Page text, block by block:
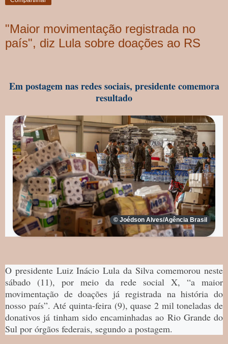
"Maior movimentação registrada no
país", diz Lula sobre doações ao RS
Em postagem nas redes sociais, presidente comemora
resultado
© Joédson Alves/Agência Brasil
O presidente Luiz Inácio Lula da Silva comemorou neste
sábado (11), por meio da rede social X, “a maior
movimentação de doações já registrada na história do
nosso país”. Até quinta-feira (9), quase 2 mil toneladas de
donativos já tinham sido encaminhadas ao Rio Grande do
Sul por órgãos federais, segundo a postagem.